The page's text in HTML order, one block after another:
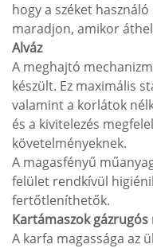
hogy a széket
maradjon, amikor
Alváz
A meghajtó
készült. Ez maximális
valamint a korlátok
és a kivitelezés
követelményeknek.
A magasfényű
felület rendkívül
fertőtleníthetők.
Kartámaszok
A karfa magassága az